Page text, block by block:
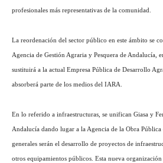
profesionales más representativas de la comunidad.
La reordenación del sector público en este ámbito se
Agencia de Gestión Agraria y Pesquera de Andalucía,
sustituirá a la actual Empresa Pública de Desarrollo
absorberá parte de los medios del IARA.
En lo referido a infraestructuras, se unifican Giasa y
Andalucía dando lugar a la Agencia de la Obra
generales serán el desarrollo de proyectos de
otros equipamientos públicos. Esta nueva